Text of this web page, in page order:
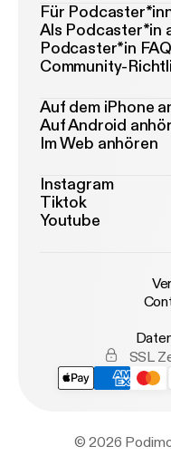
Für
Als Podcaster*in
Podcaster*in FAQ
Community-
Auf dem iPhone
Auf Android
Im Web anhören
Instagram
Tiktok
Youtube
SSL
© 2026